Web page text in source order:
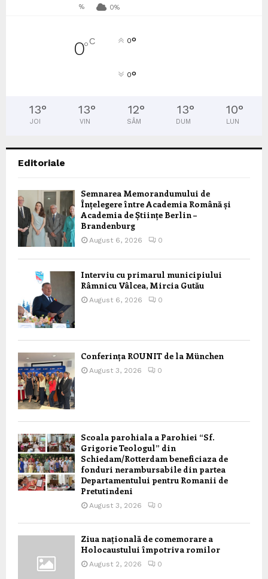
% 0%
0°C 0°
0°
13°
JOI
13°
VIN
12°
SÂM
13°
DUM
10°
LUN
Editoriale
Semnarea Memorandumului de
Înțelegere între Academia Română și
Academia de Științe Berlin –
Brandenburg
August 6, 2026 0
Interviu cu primarul municipiului
Râmnicu Vâlcea, Mircia Gutău
August 6, 2026 0
Conferința ROUNIT de la München
August 3, 2026 0
Scoala parohiala a Parohiei “Sf.
Grigorie Teologul” din
Schiedam/Rotterdam beneficiaza de
fonduri nerambursabile din partea
Departamentului pentru Romanii de
Pretutindeni
August 3, 2026 0
Ziua națională de comemorare a
Holocaustului împotriva romilor
August 2, 2026 0